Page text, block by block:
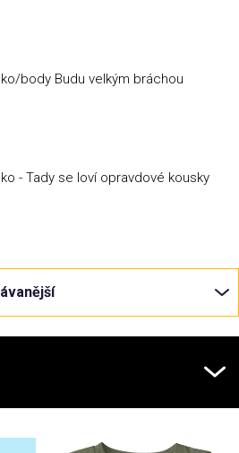
body Budu velkým bráchou
- Tady se loví opravdové kousky